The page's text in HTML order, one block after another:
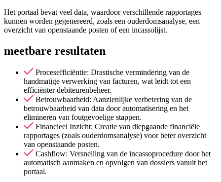
Het portaal bevat veel data, waardoor verschillende rapportages
kunnen worden gegenereerd, zoals een ouderdomsanalyse, een
overzicht van openstaande posten of een incassolijst.
meetbare resultaten
Procesefficiëntie: Drastische vermindering van de
handmatige verwerking van facturen, wat leidt tot een
efficiënter debiteurenbeheer.
Betrouwbaarheid: Aanzienlijke verbetering van de
betrouwbaarheid van data door automatisering en het
elimineren van foutgevoelige stappen.
Financieel Inzicht: Creatie van diepgaande financiële
rapportages (zoals ouderdomsanalyse) voor beter overzicht
van openstaande posten.
Cashflow: Versnelling van de incassoprocedure door het
automatisch aanmaken en opvolgen van dossiers vanuit het
portaal.